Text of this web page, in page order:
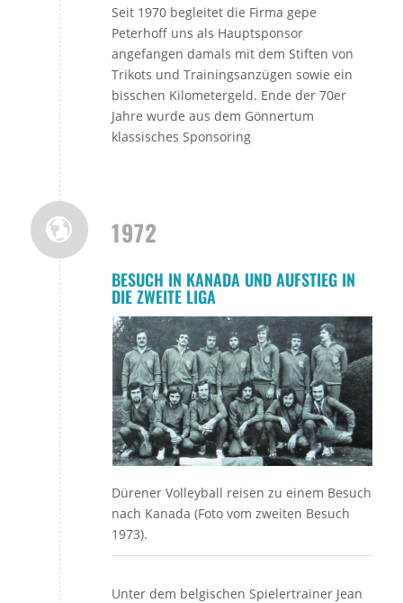
Seit 1970 begleitet die Firma gepe
Peterhoff uns als Hauptsponsor
angefangen damals mit dem Stiften von
Trikots und Trainingsanzügen sowie ein
bisschen Kilometergeld. Ende der 70er
Jahre wurde aus dem Gönnertum
klassisches Sponsoring
1972
BESUCH IN KANADA UND AUFSTIEG IN
DIE ZWEITE LIGA
Dürener Volleyball reisen zu einem Besuch
nach Kanada (Foto vom zweiten Besuch
1973).
Unter dem belgischen Spielertrainer Jean